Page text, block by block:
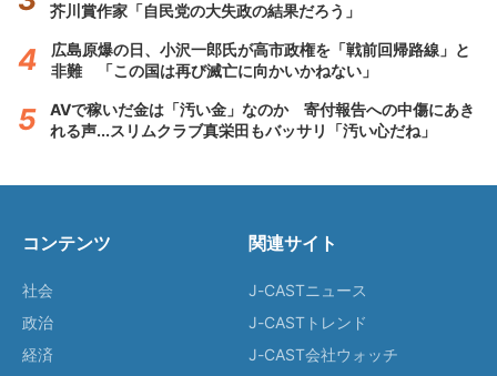
芥川賞作家「自民党の大失政の結果だろう」
広島原爆の日、小沢一郎氏が高市政権を「戦前回帰路線」と
非難 「この国は再び滅亡に向かいかねない」
AVで稼いだ金は「汚い金」なのか 寄付報告への中傷にあき
れる声...スリムクラブ真栄田もバッサリ「汚い心だね」
コンテンツ
社会
政治
経済
関連サイト
J-CASTニュース
J-CASTトレンド
J-CAST会社ウォッチ